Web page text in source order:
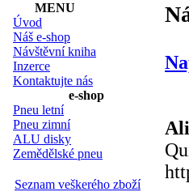
MENU
Úvod
Náš e-shop
Návštěvní kniha
Inzerce
Kontaktujte nás
e-shop
Pneu letní
Pneu zimní
ALU disky
Zemědělské pneu
Seznam veškerého zboží